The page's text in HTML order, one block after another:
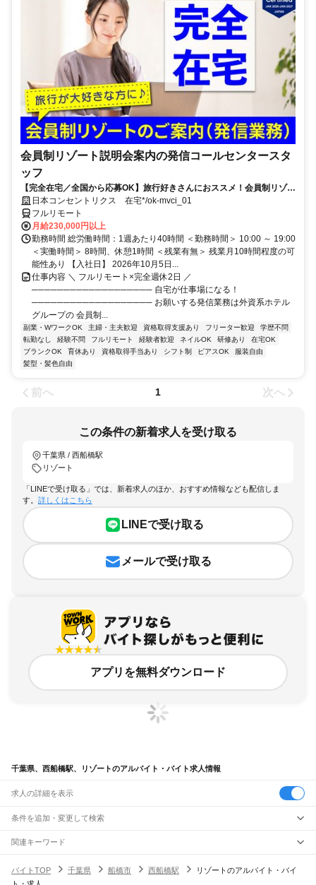
会員制リゾート説明会案内の発信コールセンタースタ
ッフ
【完全在宅／全国から応募OK】旅行好きさんにおススメ！会員制リゾー
トのご案内×テレワーク・リモートワーク◎月収34万円以上も可能！
日本コンセントリクス 在宅*/ok-mvci_01
フルリモート
月給230,000円以上
勤務時間 総労働時間：1週あたり40時間 ＜勤務時間＞ 10:00 ～ 19:00
＜実働時間＞ 8時間、休憩1時間 ＜残業有無＞ 残業月10時間程度の可
能性あり 【入社日】 2026年10月5日...
仕事内容 ＼ フルリモート×完全週休2日 ／
─────────────────── 自宅が仕事場になる！
─────────────────── お願いする発信業務は外資系ホテル
グループの 会員制...
副業・WワークOK 主婦・主夫歓迎 資格取得支援あり フリーター歓迎
学歴不問
転勤なし
経験不問 フルリモート 経験者歓迎 ネイルOK 研修あり
在宅OK
ブランクOK
育休あり 資格取得手当あり シフト制 ピアスOK
服装自由
髪型・髪色自由
前へ 1 次へ
この条件の新着求人を受け取る
千葉県 / 西船橋駅
リゾート
「LINEで受け取る」では、新着求人のほか、おすすめ情報なども配信しま
す。 詳しくはこちら
LINEで受け取る
メールで受け取る
アプリを無料ダウンロード
千葉県、西船橋駅、リゾートのアルバイト・バイト求人情報
求人の詳細を表示
条件を追加・変更して検索
市区町村を追加・変更
千葉県すべて
駅を追加・変更
関連キーワード
バイトTOP
千葉県 船橋市 西船橋駅
リゾートのアルバイト・バイ